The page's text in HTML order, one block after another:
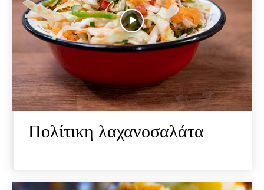
Πολίτικη λαχανοσαλάτα